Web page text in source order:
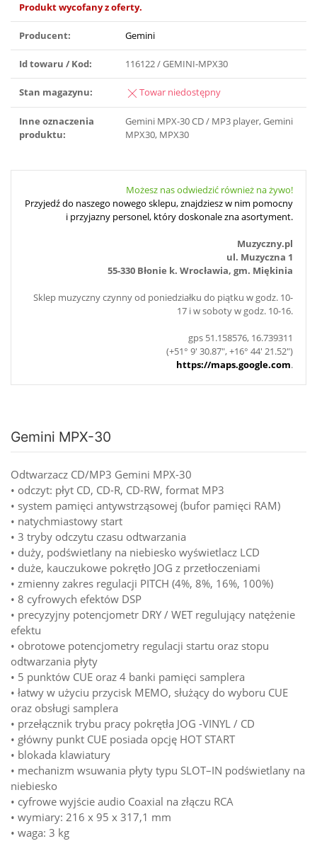
Produkt wycofany z oferty.
Producent: Gemini
Id towaru / Kod: 116122 / GEMINI-MPX30
Stan magazynu: Towar niedostępny
Inne oznaczenia
produktu:
Gemini MPX-30 CD / MP3 player, Gemini
MPX30, MPX30
Możesz nas odwiedzić również na żywo!
Przyjedź do naszego nowego sklepu, znajdziesz w nim pomocny
i przyjazny personel, który doskonale zna asortyment.
Muzyczny.pl
ul. Muzyczna 1
55-330 Błonie k. Wrocławia, gm. Miękinia
Sklep muzyczny czynny od poniedziałku do piątku w godz. 10-
17 i w soboty w godz. 10-16.
gps 51.158576, 16.739311
(+51° 9' 30.87", +16° 44' 21.52")
https://maps.google.com.
Gemini MPX-30
Odtwarzacz CD/MP3 Gemini MPX-30
• odczyt: płyt CD, CD-R, CD-RW, format MP3
• system pamięci antywstrząsowej (bufor pamięci RAM)
• natychmiastowy start
• 3 tryby odczytu czasu odtwarzania
• duży, podświetlany na niebiesko wyświetlacz LCD
• duże, kauczukowe pokrętło JOG z przetłoczeniami
• zmienny zakres regulacji PITCH (4%, 8%, 16%, 100%)
• 8 cyfrowych efektów DSP
• precyzyjny potencjometr DRY / WET regulujący natężenie
efektu
• obrotowe potencjometry regulacji startu oraz stopu
odtwarzania płyty
• 5 punktów CUE oraz 4 banki pamięci samplera
• łatwy w użyciu przycisk MEMO, służący do wyboru CUE
oraz obsługi samplera
• przełącznik trybu pracy pokrętła JOG -VINYL / CD
• główny punkt CUE posiada opcję HOT START
• blokada klawiatury
• mechanizm wsuwania płyty typu SLOT–IN podświetlany na
niebiesko
• cyfrowe wyjście audio Coaxial na złączu RCA
• wymiary: 216 x 95 x 317,1 mm
• waga: 3 kg